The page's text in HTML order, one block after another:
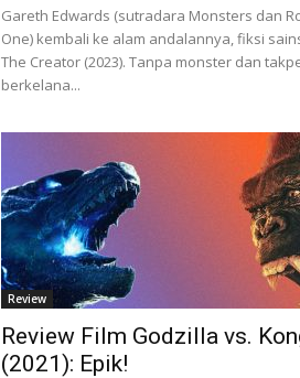
Gareth Edwards (sutradara Monsters dan
One) kembali ke alam andalannya, fiksi
The Creator (2023). Tanpa monster dan
berkelana...
Review
Review Film Godzilla vs.
(2021): Epik!